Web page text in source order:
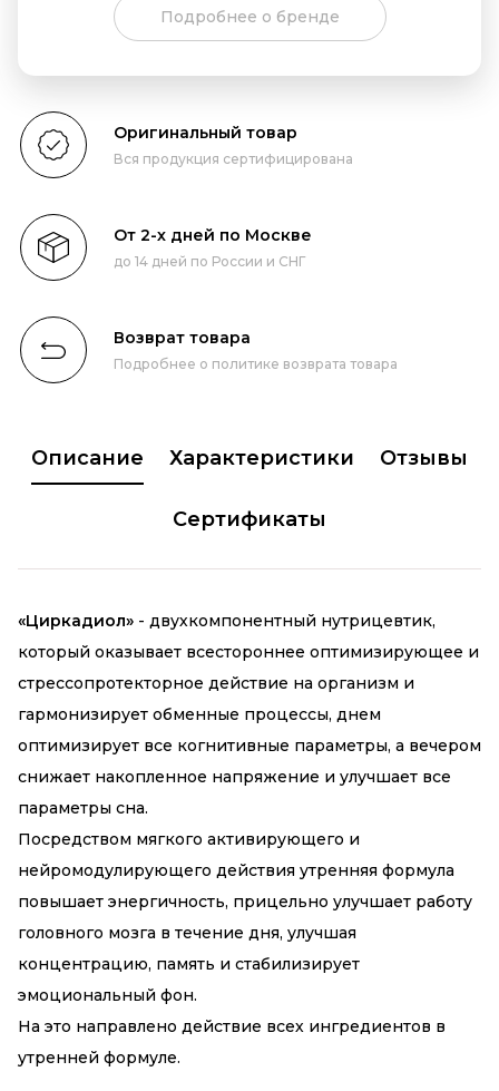
Подробнее о бренде
Оригинальный товар
Вся продукция сертифицирована
От 2-х дней по Москве
до 14 дней по России и СНГ
Возврат товара
Подробнее о политике возврата товара
Описание Характеристики Отзывы
Сертификаты
«Циркадиол» - двухкомпонентный нутрицевтик,
который оказывает всестороннее оптимизирующее и
стрессопротекторное действие на организм и
гармонизирует обменные процессы, днем
оптимизирует все когнитивные параметры, а вечером
снижает накопленное напряжение и улучшает все
параметры сна.
Посредством мягкого активирующего и
нейромодулирующего действия утренняя формула
повышает энергичность, прицельно улучшает работу
головного мозга в течение дня, улучшая
концентрацию, память и стабилизирует
эмоциональный фон.
На это направлено действие всех ингредиентов в
утренней формуле.